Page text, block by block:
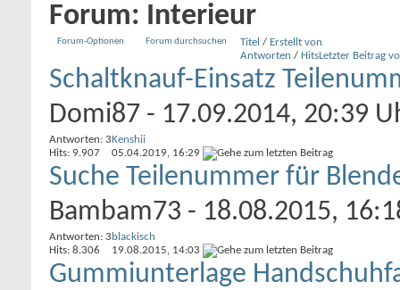
Forum: Interieur
Forum-Optionen Forum durchsuchen Titel / Erstellt von
Antworten / HitsLetzter Beitrag
Schaltknauf-Einsatz
Domi87 - 17.09.2014, 20:39
Antworten: 3
Hits: 9.907
Kenshii
05.04.2019, 16:29
Suche Teilenummer für
Bambam73 - 18.08.2015,
Antworten: 3
Hits: 8.306
blackisch
19.08.2015, 14:03
Gummiunterlage